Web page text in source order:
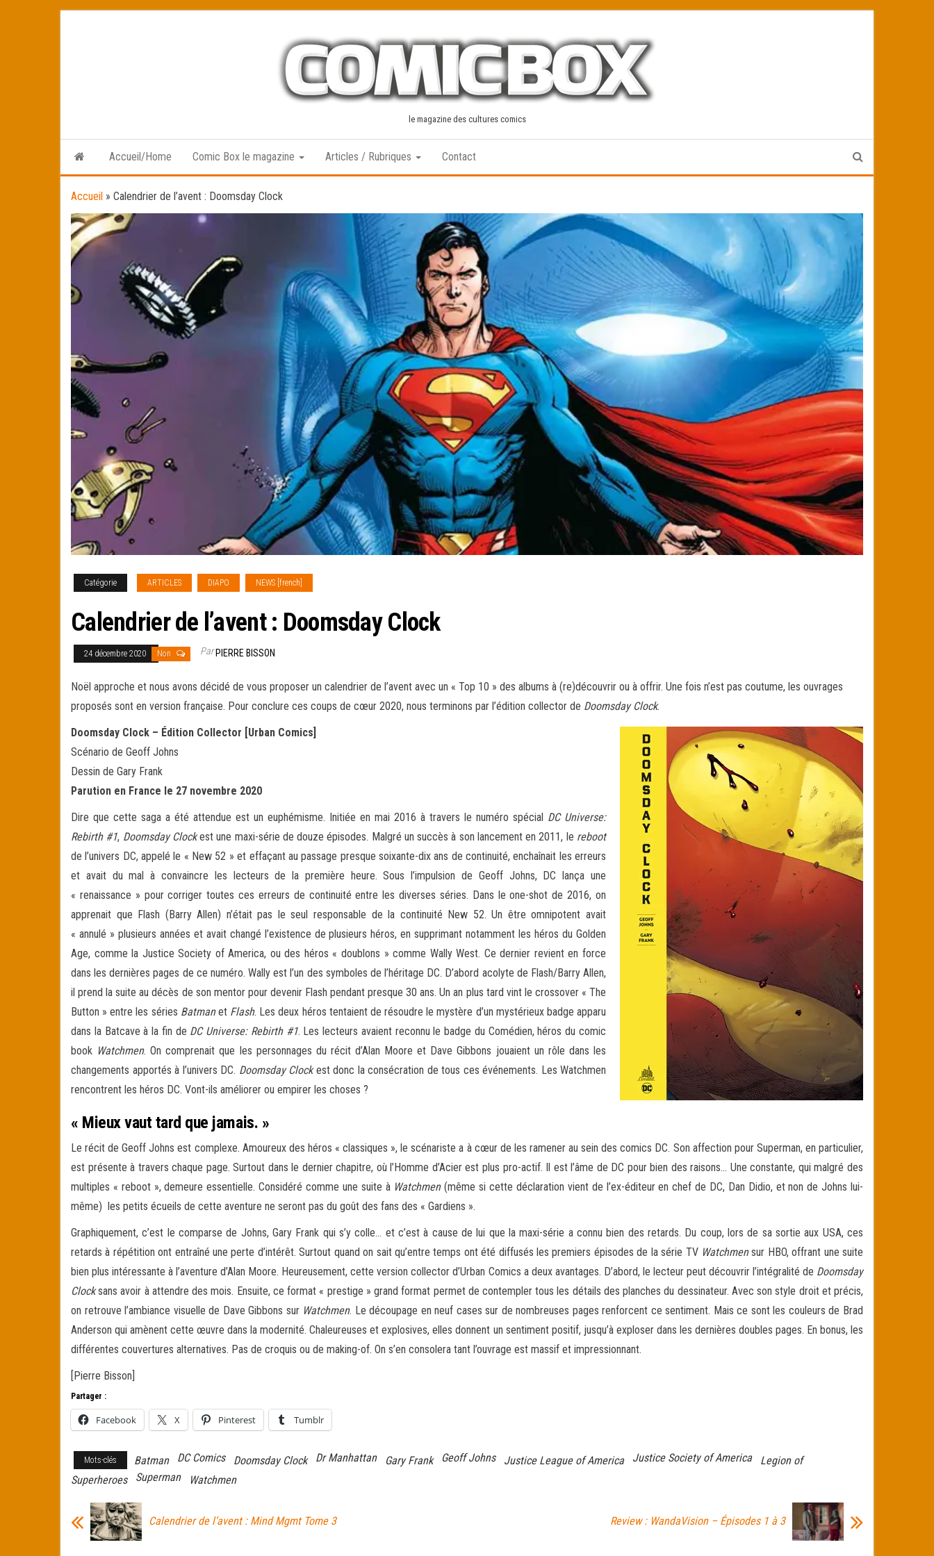
le magazine des cultures comics
Accueil/Home Comic Box le magazine Articles / Rubriques Contact
Accueil » Calendrier de l’avent : Doomsday Clock
Catégorie ARTICLES DIAPO NEWS [french]
Calendrier de l’avent : Doomsday Clock
24 décembre 2020 Non ParPIERRE BISSON
Noël approche et nous avons décidé de vous proposer un calendrier de l’avent avec un « Top 10 » des albums à (re)découvrir ou à offrir. Une fois n’est pas coutume, les ouvrages
proposés sont en version française. Pour conclure ces coups de cœur 2020, nous terminons par l’édition collector de Doomsday Clock.
Doomsday Clock – Édition Collector [Urban Comics]
Scénario de Geoff Johns
Dessin de Gary Frank
Parution en France le 27 novembre 2020
Dire que cette saga a été attendue est un euphémisme. Initiée en mai 2016 à travers le numéro spécial DC Universe:
Rebirth #1, Doomsday Clockest une maxi-série de douze épisodes. Malgré un succès à son lancement en 2011, le reboot
de l’univers DC, appelé le « New 52 » et effaçant au passage presque soixante-dix ans de continuité, enchaînait les erreurs
et avait du mal à convaincre les lecteurs de la première heure. Sous l’impulsion de Geoff Johns, DC lança une
« renaissance » pour corriger toutes ces erreurs de continuité entre les diverses séries. Dans le one-shot de 2016, on
apprenait que Flash (Barry Allen) n’était pas le seul responsable de la continuité New 52. Un être omnipotent avait
« annulé » plusieurs années et avait changé l’existence de plusieurs héros, en supprimant notamment les héros du Golden
Age, comme la Justice Society of America, ou des héros « doublons » comme Wally West. Ce dernier revient en force
dans les dernières pages de ce numéro. Wally est l’un des symboles de l’héritage DC. D’abord acolyte de Flash/Barry Allen,
il prend la suite au décès de son mentor pour devenir Flash pendant presque 30 ans. Un an plus tard vint le crossover « The
Button » entre les séries Batmanet Flash. Les deux héros tentaient de résoudre le mystère d’un mystérieux badge apparu
dans la Batcave à la fin de DC Universe: Rebirth #1. Les lecteurs avaient reconnu le badge du Comédien, héros du comic
book Watchmen. On comprenait que les personnages du récit d’Alan Moore et Dave Gibbons jouaient un rôle dans les
changements apportés à l’univers DC. Doomsday Clockest donc la consécration de tous ces événements. Les Watchmen
rencontrent les héros DC. Vont-ils améliorer ou empirer les choses ?
« Mieux vaut tard que jamais. »
Le récit de Geoff Johns est complexe. Amoureux des héros « classiques », le scénariste a à cœur de les ramener au sein des comics DC. Son affection pour Superman, en particulier,
est présente à travers chaque page. Surtout dans le dernier chapitre, où l’Homme d’Acier est plus pro-actif. Il est l’âme de DC pour bien des raisons… Une constante, qui malgré des
multiples « reboot », demeure essentielle. Considéré comme une suite à Watchmen(même si cette déclaration vient de l’ex-éditeur en chef de DC, Dan Didio, et non de Johns lui-
même) les petits écueils de cette aventure ne seront pas du goût des fans des « Gardiens ».
Graphiquement, c’est le comparse de Johns, Gary Frank qui s’y colle… et c’est à cause de lui que la maxi-série a connu bien des retards. Du coup, lors de sa sortie aux USA, ces
retards à répétition ont entraîné une perte d’intérêt. Surtout quand on sait qu’entre temps ont été diffusés les premiers épisodes de la série TV Watchmensur HBO, offrant une suite
bien plus intéressante à l’aventure d’Alan Moore. Heureusement, cette version collector d’Urban Comics a deux avantages. D’abord, le lecteur peut découvrir l’intégralité de Doomsday
Clocksans avoir à attendre des mois. Ensuite, ce format « prestige » grand format permet de contempler tous les détails des planches du dessinateur. Avec son style droit et précis,
on retrouve l’ambiance visuelle de Dave Gibbons sur Watchmen. Le découpage en neuf cases sur de nombreuses pages renforcent ce sentiment. Mais ce sont les couleurs de Brad
Anderson qui amènent cette œuvre dans la modernité. Chaleureuses et explosives, elles donnent un sentiment positif, jusqu’à exploser dans les dernières doubles pages. En bonus, les
différentes couvertures alternatives. Pas de croquis ou de making-of. On s’en consolera tant l’ouvrage est massif et impressionnant.
[Pierre Bisson]
Partager :
Facebook X Pinterest Tumblr
Mots-clés Batman DC Comics Doomsday Clock Dr Manhattan Gary Frank Geoff Johns Justice League of America Justice Society of America
Legion of
Superheroes
Superman Watchmen
Calendrier de l’avent : Mind Mgmt Tome 3 Review : WandaVision – Épisodes 1 à 3